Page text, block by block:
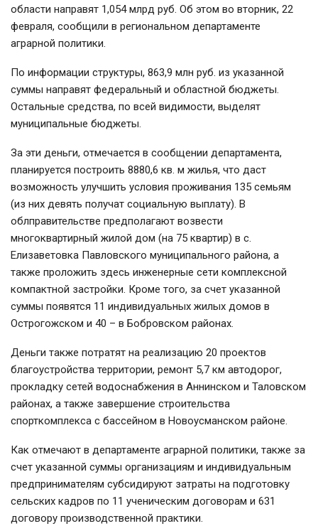
области направят 1,054 млрд руб. Об этом во вторник, 22
февраля, сообщили в региональном департаменте
аграрной политики.
По информации структуры, 863,9 млн руб. из указанной
суммы направят федеральный и областной бюджеты.
Остальные средства, по всей видимости, выделят
муниципальные бюджеты.
За эти деньги, отмечается в сообщении департамента,
планируется построить 8880,6 кв. м жилья, что даст
возможность улучшить условия проживания 135 семьям
(из них девять получат социальную выплату). В
облправительстве предполагают возвести
многоквартирный жилой дом (на 75 квартир) в с.
Елизаветовка Павловского муниципального района, а
также проложить здесь инженерные сети комплексной
компактной застройки. Кроме того, за счет указанной
суммы появятся 11 индивидуальных жилых домов в
Острогожском и 40 – в Бобровском районах.
Деньги также потратят на реализацию 20 проектов
благоустройства территории, ремонт 5,7 км автодорог,
прокладку сетей водоснабжения в Аннинском и Таловском
районах, а также завершение строительства
спорткомплекса с бассейном в Новоусманском районе.
Как отмечают в департаменте аграрной политики, также за
счет указанной суммы организациям и индивидуальным
предпринимателям субсидируют затраты на подготовку
сельских кадров по 11 ученическим договорам и 631
договору производственной практики.